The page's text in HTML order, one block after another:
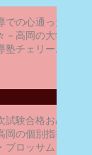
の心通った
高岡の大学
チェリー・
験合格おめ
の個別指導
ブロッサム